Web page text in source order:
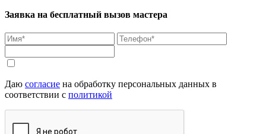
Заявка на бесплатный вызов мастера
Даю согласие на обработку персональных данных в
соответствии с политикой